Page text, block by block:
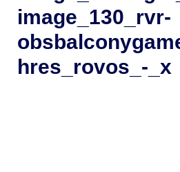
image_130_rvr-
hres_rovos_-_x